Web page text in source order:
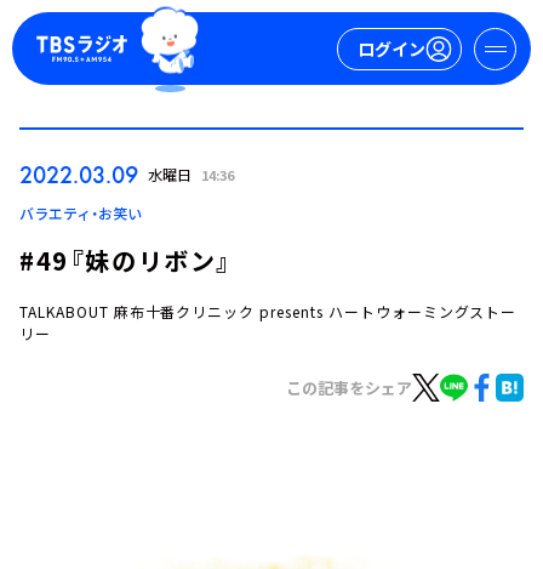
ログイン
ログイン
2022.03.09 水曜日 14:36
バラエティ・お笑い
#49『妹のリボン』
TALKABOUT 麻布十番クリニック presents ハートウォーミングストー
リー
この記事をシェア